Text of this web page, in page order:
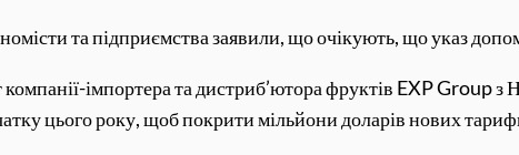
та підприємства заявили, що очікують, що указ
імпортера та дистриб’ютора фруктів EXP Group
цього року, щоб покрити мільйони доларів нових